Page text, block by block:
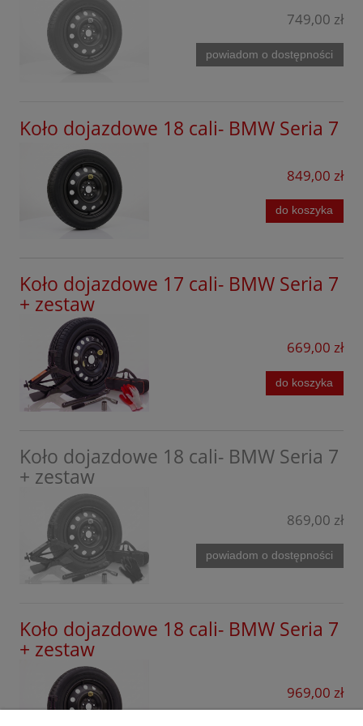
Ford
Forthing
Hyundai
Jaecoo
Leapmotor
Lexus
Lynk&Co
Mazda
MG
Mini
Mitsubishi
Nissan
Omoda
Peugeot
Porsche
Infinity
Seria 6
Seria 7
X1
X3
X6
X7
M2
M3
M5
749,00 zł
powiadom o dostępności
Koło dojazdowe 18 cali- BMW Seria 7
849,00 zł
do koszyka
Koło dojazdowe 17 cali- BMW Seria 7
+ zestaw
669,00 zł
do koszyka
Koło dojazdowe 18 cali- BMW Seria 7
+ zestaw
869,00 zł
powiadom o dostępności
Koło dojazdowe 18 cali- BMW Seria 7
+ zestaw
969,00 zł